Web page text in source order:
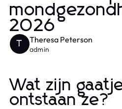
2026
T Theresa Peterson
admin
Wat zijn
ontstaan ze?